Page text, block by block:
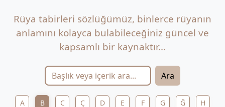
Rüya tabirleri sözlüğümüz, binlerce rüyanın
anlamını kolayca bulabileceğiniz güncel ve
kapsamlı bir kaynaktır...
Ara
A B C Ç D E F G Ğ
H